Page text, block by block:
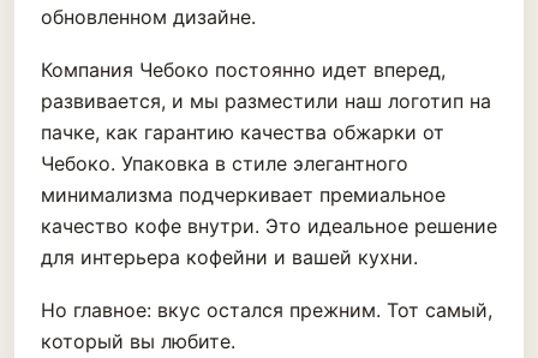
обновленном дизайне.
Компания Чебоко постоянно идет вперед,
развивается, и мы разместили наш логотип на
пачке, как гарантию качества обжарки от
Чебоко. Упаковка в стиле элегантного
минимализма подчеркивает премиальное
качество кофе внутри. Это идеальное решение
для интерьера кофейни и вашей кухни.
Но главное: вкус остался прежним. Тот самый,
который вы любите.